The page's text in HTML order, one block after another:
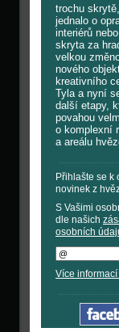
trochu
jednalo o
interiérů
skryta za
velkou
nového
kreativního
Tyla a nyní
další etapy,
povahou
o komplexní
a areálu
Přihlašte se k
novinek z
S Vašimi
dle našich
osobních
Více